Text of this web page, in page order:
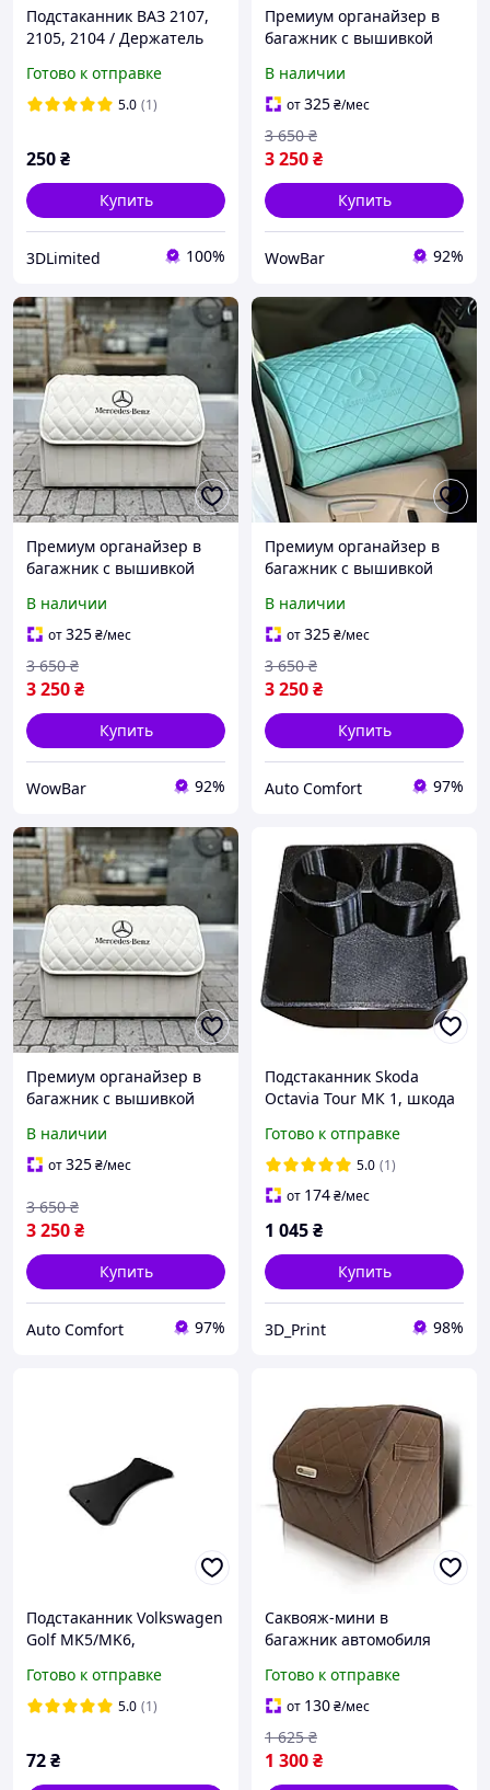
Подстаканник ВАЗ 2107,
2105, 2104 / Держатель
Жигули
Готово к отправке
5.0 (1)
250₴
Купить
3DLimited 100%
Премиум органайзер в
багажник с вышивкой
см
В наличии
от325₴/мес
3 250₴
3 650 ₴
Купить
WowBar 92%
Премиум органайзер в
багажник с вышивкой
см
В наличии
от325₴/мес
3 250₴
3 650 ₴
Купить
WowBar 92%
Премиум органайзер в
багажник с вышивкой
см
В наличии
от325₴/мес
3 250₴
3 650 ₴
Купить
Auto Comfort 97%
Премиум органайзер в
багажник с вышивкой
см
В наличии
от325₴/мес
3 250₴
3 650 ₴
Купить
Auto Comfort 97%
Подстаканник Skoda
Octavia Tour МК 1, шкода
Готово к отправке
5.0 (1)
от 174₴/мес
1 045₴
Купить
3D_Print 98%
Подстаканник Volkswagen
Golf MK5/MK6,
Готово к отправке
5.0 (1)
72₴
Саквояж-мини в
багажник автомобиля
Коричневый
Готово к отправке
от 130₴/мес
1 300₴
1 625 ₴